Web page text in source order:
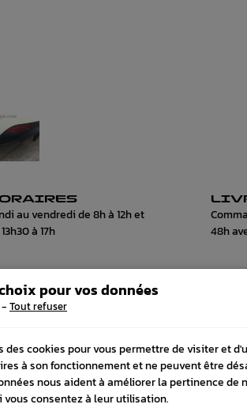
au vendredi de 8h à 12h et
à 17h
48h
pour vos données
- Tout refuser
des cookies pour vous permettre de visiter et
à son fonctionnement et ne peuvent être
nous aident à améliorer la pertinence de
vous consentez à leur utilisation.